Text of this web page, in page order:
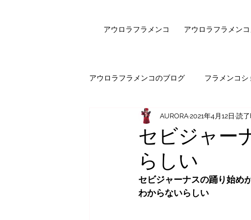
アウロラフラメンコ アウロラフラメン
アウロラフラメンコのブログ フラメンコシ
健康・美容 フラメンコダンサー驚き
オンラインレッスン
セビジャーナスについて
セビジャー
らしい
AURORA2021年4月12日 読
セビジャーナスの踊り始め
わからないらしい